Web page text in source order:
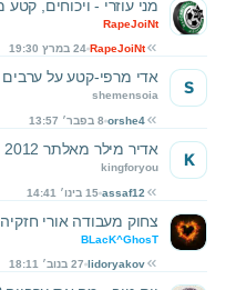
מני עוזרי - ויכוחים,
RapeJoiNt
RapeJoiNt 24 במרץ 19:30
אדי מרפי-קטע על ערבים
shemensoia
orshe4 8 בפבר׳ 13:57
S
אדיר מילר מאלתר 2012 החדש (YouTube)
kingforyou
assaf12 15 בינו׳ 14:41
K
צחוק מעבודה אורי
BLacK^GhosT
lidoryakov 27 בנוב׳ 18:11